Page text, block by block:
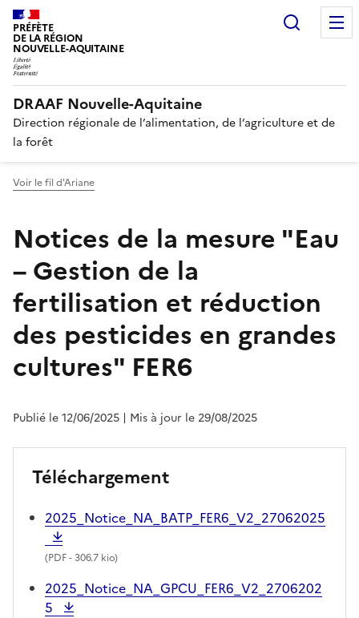
PRÉFÈTE
DE LA RÉGION
NOUVELLE-AQUITAINE
DRAAF Nouvelle-Aquitaine
Direction régionale de l’alimentation, de l’agriculture et de
la forêt
Voir le fil d'Ariane
Notices de la mesure "Eau
– Gestion de la
fertilisation et réduction
des pesticides en grandes
cultures" FER6
Publié le 12/06/2025 | Mis à jour le 29/08/2025
Téléchargement
2025_Notice_NA_BATP_FER6_V2_27062025
(PDF- 306.7 kio)
2025_Notice_NA_GPCU_FER6_V2_2706202
5